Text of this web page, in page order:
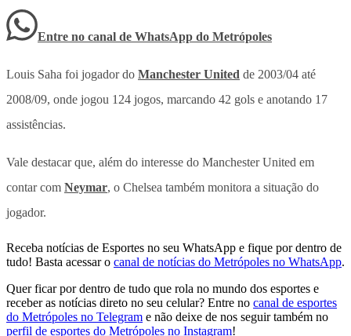
Entre no canal de WhatsApp do Metrópoles
Louis Saha foi jogador do Manchester United de 2003/04 até
2008/09, onde jogou 124 jogos, marcando 42 gols e anotando 17
assistências.
Vale destacar que, além do interesse do Manchester United em
contar com Neymar, o Chelsea também monitora a situação do
jogador.
Receba notícias de Esportes no seu WhatsApp e fique por dentro de
tudo! Basta acessar o canal de notícias do Metrópoles no WhatsApp.
Quer ficar por dentro de tudo que rola no mundo dos esportes e
receber as notícias direto no seu celular? Entre no canal de esportes
do Metrópoles no Telegram e não deixe de nos seguir também no
perfil de esportes do Metrópoles no Instagram!